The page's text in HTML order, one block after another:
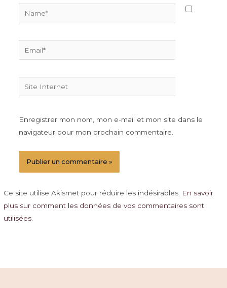
Site
Internet
Enregistrer mon nom, mon e-mail et mon site dans le
navigateur pour mon prochain commentaire.
Ce site utilise Akismet pour réduire les indésirables. En savoir
plus sur comment les données de vos commentaires sont
utilisées